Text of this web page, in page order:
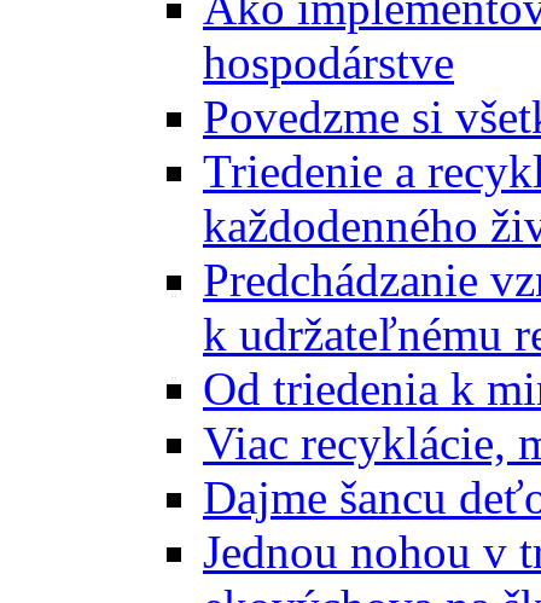
hospodárstve
Povedzme si
Triedenie a
každodenného
Predchádzanie
k udržateľnému
Od triedenia k
Viac recyklácie,
Dajme šancu
Jednou nohou v